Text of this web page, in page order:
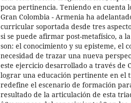
poca pertinencia. Teniendo en
Gran Colombia - Armenia ha
curricular soportada desde tres
si se puede afirmar post-metafísico, a
son: el conocimiento y su episteme, el
necesidad de trazar una nueva
este ejercicio desarrollado a través de
lograr una educación pertinente en el
redefine el escenario de formación
resultado de la articulación de esta